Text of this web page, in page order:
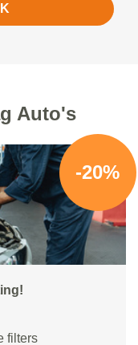
Auto's
-20%
filters